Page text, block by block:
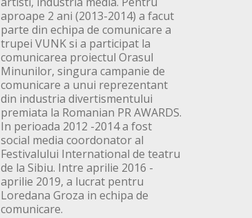
aproape 2 ani (2013-2014) a facut
parte din echipa de comunicare a
trupei VUNK si a participat la
comunicarea proiectul Orasul
Minunilor, singura campanie de
comunicare a unui reprezentant
din industria divertismentului
premiata la Romanian PR AWARDS.
In perioada 2012 -2014 a fost
social media coordonator al
Festivalului International de teatru
de la Sibiu. Intre aprilie 2016 -
aprilie 2019, a lucrat pentru
Loredana Groza in echipa de
comunicare.